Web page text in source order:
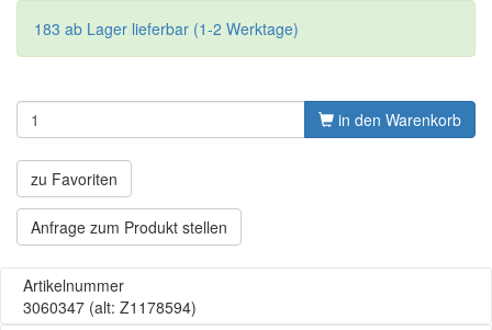
183 ab Lager lieferbar (1-2 Werktage)
in den Warenkorb
zu Favoriten
Anfrage zum Produkt stellen
Artikelnummer
3060347 (alt: Z1178594)